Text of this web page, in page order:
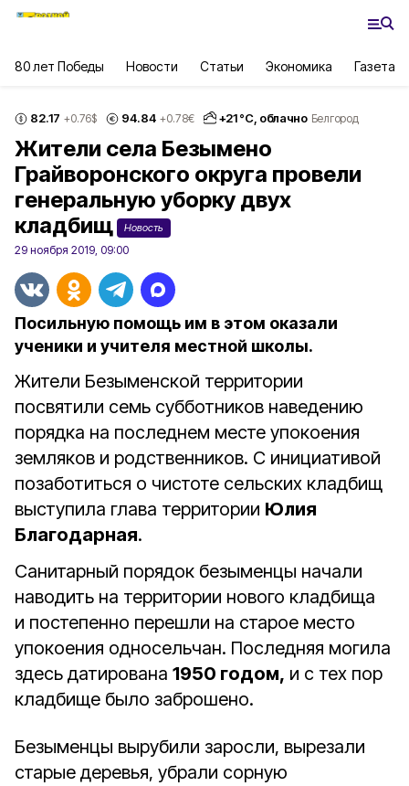
80 лет Победы Новости Статьи Экономика Газета
82.17 +0.76$ 94.84 +0.78€ +21°С, облачно Белгород
Жители села Безымено
Грайворонского округа провели
генеральную уборку двух
кладбищ
Новость
29 ноября 2019, 09:00
Посильную помощь им в этом оказали
ученики и учителя местной школы.
Жители Безыменской территории
посвятили семь субботников наведению
порядка на последнем месте упокоения
земляков и родственников. С инициативой
позаботиться о чистоте сельских кладбищ
выступила глава территории Юлия
Благодарная.
Санитарный порядок безыменцы начали
наводить на территории нового кладбища
и постепенно перешли на старое место
упокоения односельчан. Последняя могила
здесь датирована 1950 годом, и с тех пор
кладбище было заброшено.
Безыменцы вырубили заросли, вырезали
старые деревья, убрали сорную